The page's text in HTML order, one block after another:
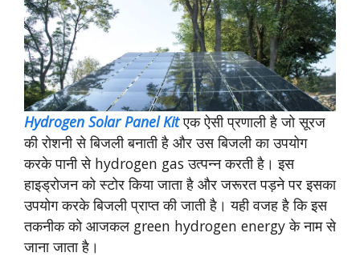
Hydrogen Solar Panel Kitएक ऐसी प्रणाली है जो सूरज
की रोशनी से बिजली बनाती है और उस बिजली का उपयोग
करके पानी से hydrogen gas उत्पन्न करती है। इस
हाइड्रोजन को स्टोर किया जाता है और जरूरत पड़ने पर इसका
उपयोग करके बिजली प्राप्त की जाती है। यही वजह है कि इस
तकनीक को आजकल green hydrogen energy के नाम से
जाना जाता है।